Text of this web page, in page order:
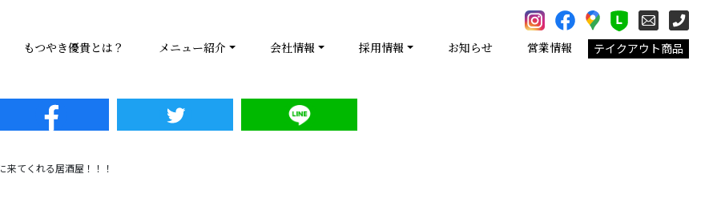
もつやき優貴とは？ メニュー紹介 会社情報 採用情報 お知らせ 営業情報 テイクアウト商品
来てくれる居酒屋！！！